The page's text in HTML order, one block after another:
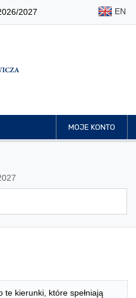
2027 EN
MOJE KONTO
według
te kierunki, które spełniają